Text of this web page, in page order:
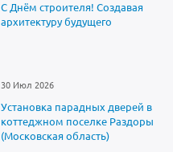
С Днём строителя! Создавая
архитектуру будущего
30 Июл 2026
Установка парадных дверей в
коттеджном поселке Раздоры
(Московская область)